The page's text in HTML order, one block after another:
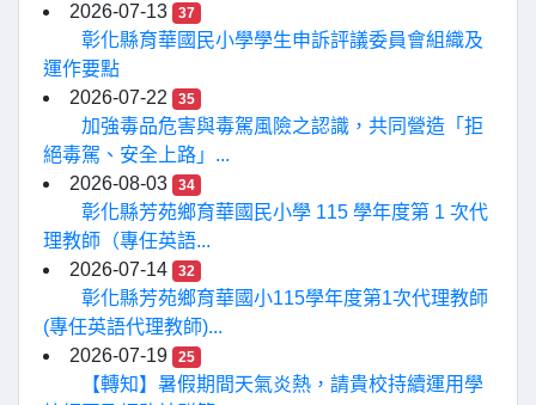
2026-07-13
37
彰化縣育華國民小學學生申訴評議委員會組織及
運作要點
2026-07-22
35
加強毒品危害與毒駕風險之認識，共同營造「拒
絕毒駕、安全上路」...
2026-08-03
34
彰化縣芳苑鄉育華國民小學 115 學年度第 1 次代
理教師（專任英語...
2026-07-14
32
彰化縣芳苑鄉育華國小115學年度第1次代理教師
(專任英語代理教師)...
2026-07-19
25
【轉知】暑假期間天氣炎熱，請貴校持續運用學